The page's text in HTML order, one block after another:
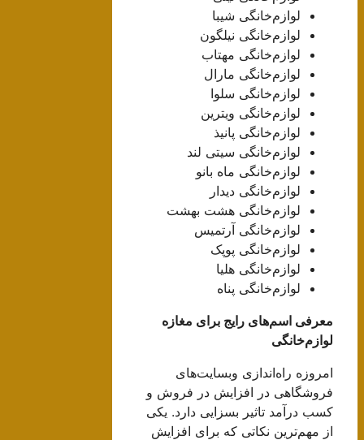
لوازم‌خانگی شیبا
لوازم‌خانگی نیلگون
لوازم‌خانگی مهتاب
لوازم‌خانگی مارال
لوازم‌خانگی سلوا
لوازم‌خانگی ویترین
لوازم‌خانگی پانیذ
لوازم‌خانگی سیتی لند
لوازم‌خانگی ماه بانو
لوازم‌خانگی دیدار
لوازم‌خانگی هشت بهشت
لوازم‌خانگی آرتمیس
لوازم‌خانگی پوپک
لوازم‌خانگی هلیا
لوازم‌خانگی پناه
معرفی اسم‌های رایج برای مغازه
لوازم‌خانگی
امروزه راه‌اندازی وبسایت‌های
فروشگاهی در افزایش در فروش و
کسب درآمد تاثیر بسزایی دارد. یکی
از مهم‌ترین نکاتی که برای افزایش